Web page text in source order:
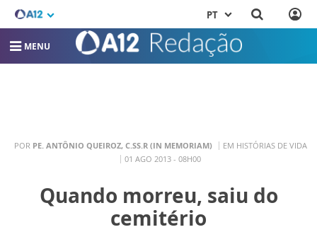
PT
MENU
POR PE. ANTÔNIO QUEIROZ, C.SS.R (IN MEMORIAM)
EM HISTÓRIAS DE VIDA
01 AGO 2013 - 08H00
Quando morreu, saiu do
cemitério